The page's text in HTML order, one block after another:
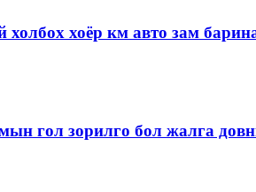
хоёр км авто зам
гол зорилго бол жалга